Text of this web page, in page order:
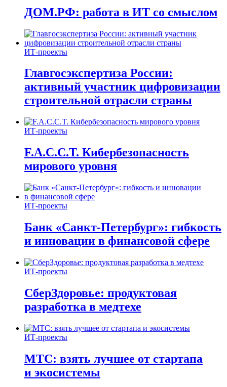
ДОМ.РФ: работа в ИТ со смыслом
ИТ-проекты
Главгосэкспертиза России:
активный участник цифровизации
строительной отрасли страны
ИТ-проекты
F.A.C.C.T. Кибербезопасность
мирового уровня
ИТ-проекты
Банк «Санкт-Петербург»: гибкость
и инновации в финансовой сфере
ИТ-проекты
СберЗдоровье: продуктовая
разработка в медтехе
ИТ-проекты
МТС: взять лучшее от стартапа
и экосистемы